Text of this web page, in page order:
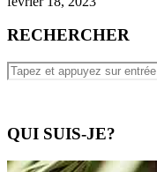
RECHERCHER
QUI SUIS-JE?